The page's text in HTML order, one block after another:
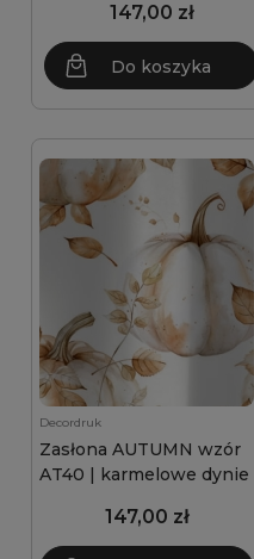
147,00 zł
Do koszyka
Decordruk
Zasłona AUTUMN wzór
AT40 | karmelowe dynie
147,00 zł